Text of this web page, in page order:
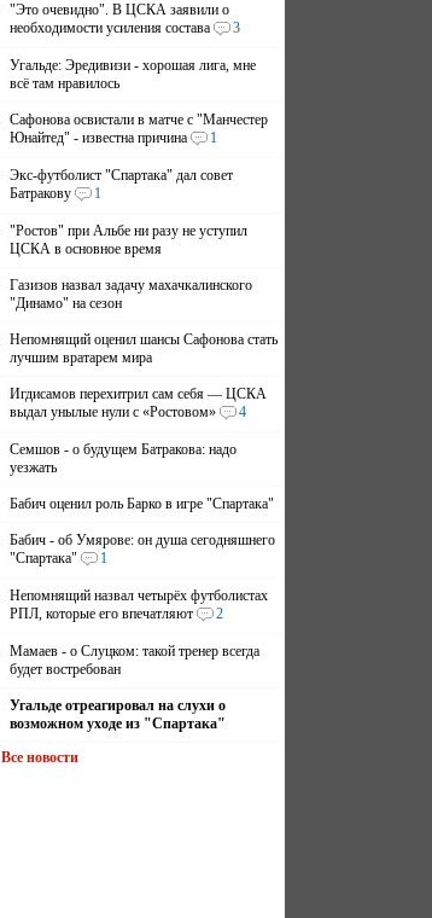
"Это очевидно". В ЦСКА заявили о
необходимости усиления состава
3
Угальде: Эредивизи - хорошая лига, мне
всё там нравилось
Сафонова освистали в матче с "Манчестер
Юнайтед" - известна причина
1
Экс-футболист "Спартака" дал совет
Батракову
1
"Ростов" при Альбе ни разу не уступил
ЦСКА в основное время
Газизов назвал задачу махачкалинского
"Динамо" на сезон
Непомнящий оценил шансы Сафонова стать
лучшим вратарем мира
Игдисамов перехитрил сам себя — ЦСКА
выдал унылые нули с «Ростовом»
4
Семшов - о будущем Батракова: надо
уезжать
Бабич оценил роль Барко в игре "Спартака"
Бабич - об Умярове: он душа сегодняшнего
"Спартака"
1
Непомнящий назвал четырёх футболистах
РПЛ, которые его впечатляют
2
Мамаев - о Слуцком: такой тренер всегда
будет востребован
Угальде отреагировал на слухи о
возможном уходе из "Спартака"
Все новости